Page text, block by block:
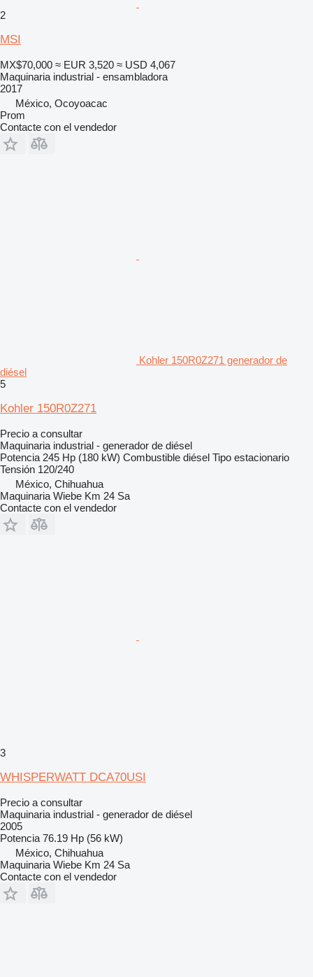
2
MSI
MX$70,000 ≈ EUR 3,520 ≈ USD 4,067
Maquinaria industrial - ensambladora
2017
México, Ocoyoacac
Prom
Contacte con el vendedor
Kohler 150R0Z271 generador de
diésel
5
Kohler 150R0Z271
Precio a consultar
Maquinaria industrial - generador de diésel
Potencia 245 Hp (180 kW) Combustible diésel Tipo estacionario
Tensión 120/240
México, Chihuahua
Maquinaria Wiebe Km 24 Sa
Contacte con el vendedor
3
WHISPERWATT DCA70USI
Precio a consultar
Maquinaria industrial - generador de diésel
2005
Potencia 76.19 Hp (56 kW)
México, Chihuahua
Maquinaria Wiebe Km 24 Sa
Contacte con el vendedor